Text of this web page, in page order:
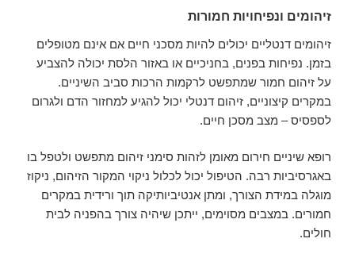
זיהומים ונפיחויות חמורות
זיהומים דנטליים יכולים להיות מסכני חיים אם אינם מטופלים
בזמן. נפיחות בפנים, בחניכיים או באזור הלסת יכולה להצביע
על זיהום חמור שמתפשט לרקמות הרכות סביב השיניים.
במקרים קיצוניים, זיהום דנטלי יכול להגיע למחזור הדם ולגרום
לספסיס – מצב מסכן חיים.
רופא שיניים חירום מאומן לזהות סימני זיהום מתפשט ולטפל בו
באגרסיביות רבה. הטיפול יכול לכלול ניקוי המקור הזיהום, ניקוז
מוגלה במידת הצורך, ומתן אנטיביותיקה תוך ורידית במקרים
חמורים. במצבים מסוימים, ייתכן שיהיה צורך בהפניה לבית
חולים.